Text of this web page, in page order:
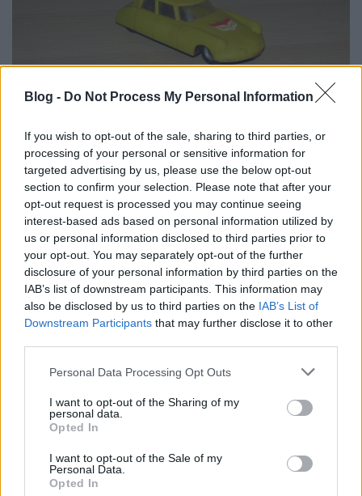
Blog - Do Not Process My Personal Information
If you wish to opt-out of the sale, sharing to third parties, or
processing of your personal or sensitive information for
targeted advertising by us, please use the below opt-out
section to confirm your selection. Please note that after your
opt-out request is processed you may continue seeing
interest-based ads based on personal information utilized by
us or personal information disclosed to third parties prior to
your opt-out. You may separately opt-out of the further
disclosure of your personal information by third parties on the
IAB’s list of downstream participants. This information may
also be disclosed by us to third parties on the IAB’s List of
Downstream Participants that may further disclose it to other
Please note that this website/app uses one or more Google
not limited to your visit or usage behaviour. You may click to
grant or deny consent to Google and its third-party tags to
use your data for below specified purposes in below Google
consent section.
Personal Data Processing Opt Outs
I want to opt-out of the Sharing of my
personal data.
Opted In
I want to opt-out of the Sale of my
Personal Data.
Opted In
Lendület Citroen- Ha már Lemezárugyár, akkor
nem mehetünk el szó nélkül a Lendület sorozat
mellett sem, amiben számtalan nagyszerű autó
kapott helyet.
Ezek közül most a Lendület Citroent ajánlom a
figyelmetekbe, amit sárga színben szerezhettek meg
magatoknak. A kocsi egészen szép állapotban
maradt meg, így érdekes lehet minden gyűjtő
számára.
A licit ebben az esetben 4500 Ft-ról indul.